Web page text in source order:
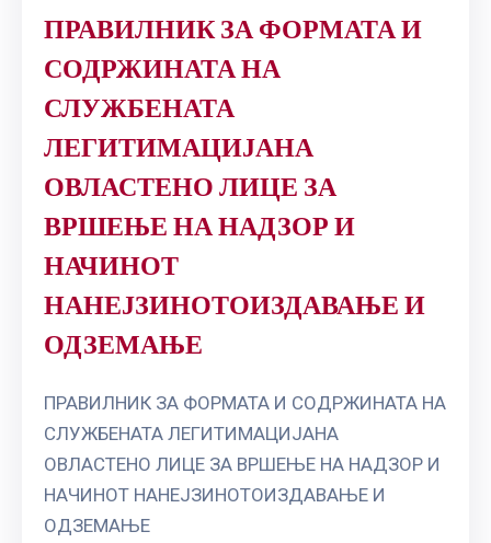
ПРАВИЛНИК ЗА ФОРМАТА И
СОДРЖИНАТА НА
СЛУЖБЕНАТА
ЛЕГИТИМАЦИЈАНА
ОВЛАСТЕНО ЛИЦЕ ЗА
ВРШЕЊЕ НА НАДЗОР И
НАЧИНОТ
НАНЕЈЗИНОТОИЗДАВАЊЕ И
ОДЗЕМАЊЕ
ПРАВИЛНИК ЗА ФОРМАТА И СОДРЖИНАТА НА
СЛУЖБЕНАТА ЛЕГИТИМАЦИЈАНА
ОВЛАСТЕНО ЛИЦЕ ЗА ВРШЕЊЕ НА НАДЗОР И
НАЧИНОТ НАНЕЈЗИНОТОИЗДАВАЊЕ И
ОДЗЕМАЊЕ